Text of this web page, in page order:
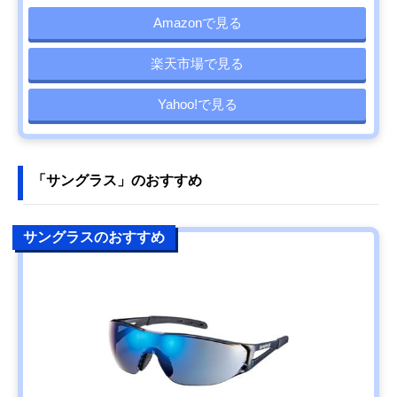
Amazonで見る
楽天市場で見る
Yahoo!で見る
「サングラス」のおすすめ
サングラスのおすすめ